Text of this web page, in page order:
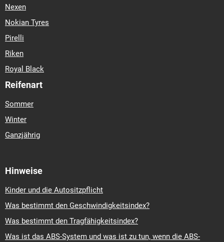
Nexen
Nokian Tyres
Pirelli
Riken
Royal Black
Reifenart
Sommer
Winter
Ganzjährig
Hinweise
Kinder und die Autositzpflicht
Was bestimmt den Geschwindigkeitsindex?
Was bestimmt den Tragfähigkeitsindex?
Was ist das ABS-System und was ist zu tun, wenn die ABS-